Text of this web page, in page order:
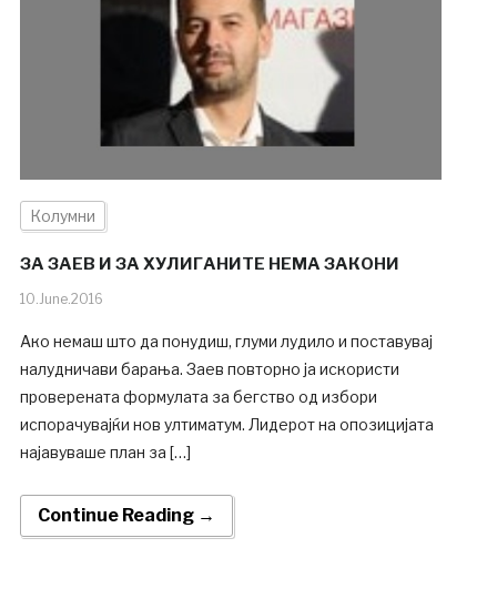
Колумни
ЗА ЗАЕВ И ЗА ХУЛИГАНИТЕ НЕМА ЗАКОНИ
10.June.2016
Ако немаш што да понудиш, глуми лудило и поставувај
налудничави барања. Заев повторно ја искористи
проверената формулата за бегство од избори
испорачувајќи нов ултиматум. Лидерот на опозицијата
најавуваше план за […]
Continue Reading →